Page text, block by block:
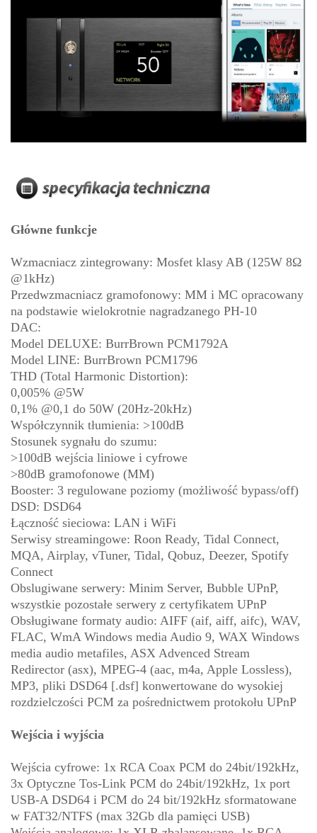
Główne funkcje
Wzmacniacz zintegrowany: Mosfet klasy AB (125W 8Ω
@1kHz)
Przedwzmacniacz gramofonowy: MM i MC opracowany
na podstawie wielokrotnie nagradzanego PH-10
DAC:
Model DELUXE: BurrBrown PCM1792A
Model LINE: BurrBrown PCM1796
THD (Total Harmonic Distortion):
0,005% @5W
0,1% @0,1 do 50W (20Hz-20kHz)
Współczynnik tłumienia: >100dB
Stosunek sygnału do szumu:
>100dB wejścia liniowe i cyfrowe
>80dB gramofonowe (MM)
Booster: 3 regulowane poziomy (możliwość bypass/off)
DSD: DSD64
Łączność sieciowa: LAN i WiFi
Serwisy streamingowe: Roon Ready, Tidal Connect,
MQA, Airplay, vTuner, Tidal, Qobuz, Deezer, Spotify
Connect
Obslugiwane serwery: Minim Server, Bubble UPnP,
wszystkie pozostałe serwery z certyfikatem UPnP
Obsługiwane formaty audio: AIFF (aif, aiff, aifc), WAV,
FLAC, WmA Windows media Audio 9, WAX Windows
media audio metafiles, ASX Advenced Stream
Redirector (asx), MPEG-4 (aac, m4a, Apple Lossless),
MP3, pliki DSD64 [.dsf] konwertowane do wysokiej
rozdzielczości PCM za pośrednictwem protokołu UPnP
Wejścia i wyjścia
Wejścia cyfrowe: 1x RCA Coax PCM do 24bit/192kHz,
3x Optyczne Tos-Link PCM do 24bit/192kHz, 1x port
USB-A DSD64 i PCM do 24 bit/192kHz sformatowane
w FAT32/NTFS (max 32Gb dla pamięci USB)